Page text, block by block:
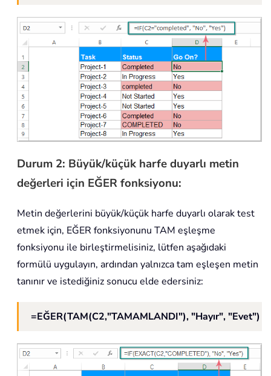
Durum 2: Büyük/küçük harfe duyarlı metin
değerleri için EĞER fonksiyonu:
Metin değerlerini büyük/küçük harfe duyarlı olarak test
etmek için, EĞER fonksiyonunu TAM eşleşme
fonksiyonu ile birleştirmelisiniz, lütfen aşağıdaki
formülü uygulayın, ardından yalnızca tam eşleşen metin
tanınır ve istediğiniz sonucu elde edersiniz:
=EĞER(TAM(C2,"TAMAMLANDI"), "Hayır", "Evet")